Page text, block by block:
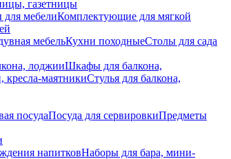
газетницы
для мебелиКомплектующие для мягкой
мебельКухни походныеСтолы для сада
лоджииШкафы для балкона,
кресла-маятникиСтулья для балкона,
посудаПосуда для сервировкиПредметы
напитковНаборы для бара, мини-